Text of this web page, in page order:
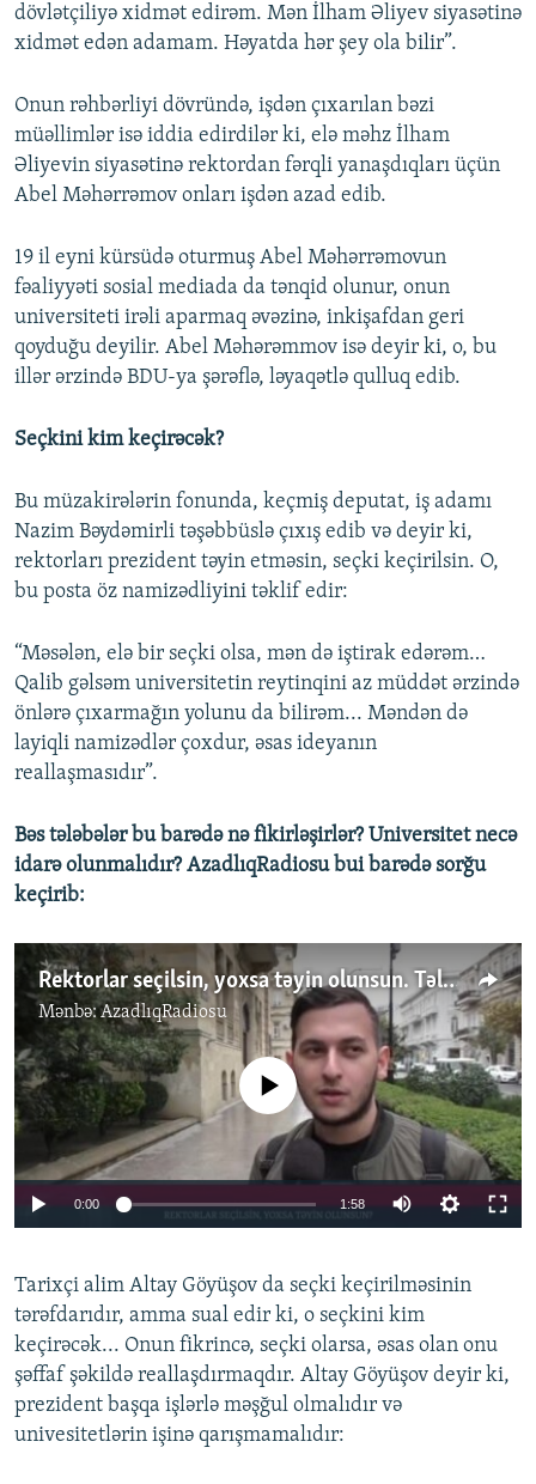
dövlətçiliyə xidmət edirəm. Mən İlham Əliyev siyasətinə
xidmət edən adamam. Həyatda hər şey ola bilir”.
Onun rəhbərliyi dövründə, işdən çıxarılan bəzi
müəllimlər isə iddia edirdilər ki, elə məhz İlham
Əliyevin siyasətinə rektordan fərqli yanaşdıqları üçün
Abel Məhərrəmov onları işdən azad edib.
19 il eyni kürsüdə oturmuş Abel Məhərrəmovun
fəaliyyəti sosial mediada da tənqid olunur, onun
universiteti irəli aparmaq əvəzinə, inkişafdan geri
qoyduğu deyilir. Abel Məhərəmmov isə deyir ki, o, bu
illər ərzində BDU-ya şərəflə, ləyaqətlə qulluq edib.
Seçkini kim keçirəcək?
Bu müzakirələrin fonunda, keçmiş deputat, iş adamı
Nazim Bəydəmirli təşəbbüslə çıxış edib və deyir ki,
rektorları prezident təyin etməsin, seçki keçirilsin. O,
bu posta öz namizədliyini təklif edir:
“Məsələn, elə bir seçki olsa, mən də iştirak edərəm…
Qalib gəlsəm universitetin reytinqini az müddət ərzində
önlərə çıxarmağın yolunu da bilirəm... Məndən də
layiqli namizədlər çoxdur, əsas ideyanın
reallaşmasıdır”.
Bəs tələbələr bu barədə nə fikirləşirlər? Universitet necə
idarə olunmalıdır? AzadlıqRadiosu bui barədə sorğu
keçirib:
Rektorlar seçilsin, yoxsa təyin olunsun. Tələbələr danışır
Mənbə:AzadlıqRadiosu
No media source currently available
0:00 1:58
Tarixçi alim Altay Göyüşov da seçki keçirilməsinin
tərəfdarıdır, amma sual edir ki, o seçkini kim
keçirəcək... Onun fikrincə, seçki olarsa, əsas olan onu
şəffaf şəkildə reallaşdırmaqdır. Altay Göyüşov deyir ki,
prezident başqa işlərlə məşğul olmalıdır və
univesitetlərin işinə qarışmamalıdır: